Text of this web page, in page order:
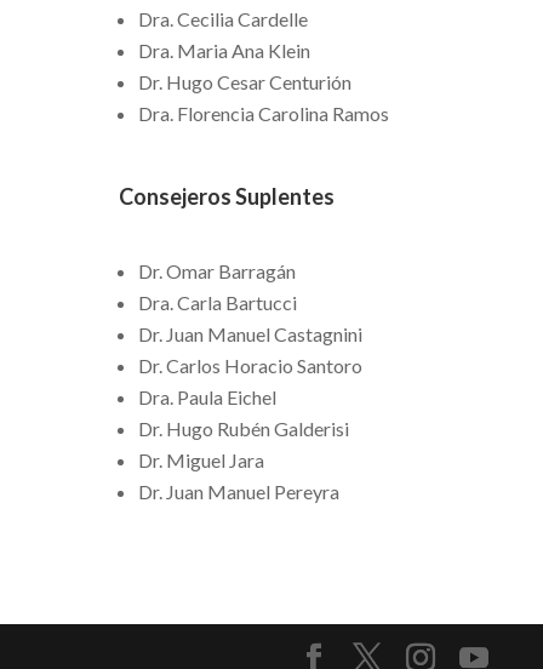
Dra. Cecilia Cardelle
Dra. Maria Ana Klein
Dr. Hugo Cesar Centurión
Dra. Florencia Carolina Ramos
Consejeros Suplentes
Dr. Omar Barragán
Dra. Carla Bartucci
Dr. Juan Manuel Castagnini
Dr. Carlos Horacio Santoro
Dra. Paula Eichel
Dr. Hugo Rubén Galderisi
Dr. Miguel Jara
Dr. Juan Manuel Pereyra